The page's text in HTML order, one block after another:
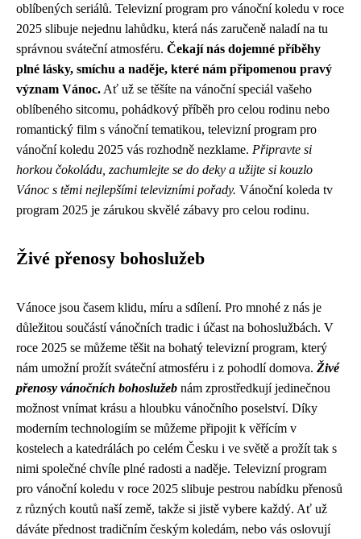
oblíbených seriálů. Televizní program pro vánoční koledu v roce
2025 slibuje nejednu lahůdku, která nás zaručeně naladí na tu
správnou sváteční atmosféru. Čekají nás dojemné příběhy
plné lásky, smíchu a naděje, které nám připomenou pravý
význam Vánoc. Ať už se těšíte na vánoční speciál vašeho
oblíbeného sitcomu, pohádkový příběh pro celou rodinu nebo
romantický film s vánoční tematikou, televizní program pro
vánoční koledu 2025 vás rozhodně nezklame. Připravte si
horkou čokoládu, zachumlejte se do deky a užijte si kouzlo
Vánoc s těmi nejlepšími televizními pořady. Vánoční koleda tv
program 2025 je zárukou skvělé zábavy pro celou rodinu.
Živé přenosy bohoslužeb
Vánoce jsou časem klidu, míru a sdílení. Pro mnohé z nás je
důležitou součástí vánočních tradic i účast na bohoslužbách. V
roce 2025 se můžeme těšit na bohatý televizní program, který
nám umožní prožít sváteční atmosféru i z pohodlí domova. Živé
přenosy vánočních bohoslužeb nám zprostředkují jedinečnou
možnost vnímat krásu a hloubku vánočního poselství. Díky
moderním technologiím se můžeme připojit k věřícím v
kostelech a katedrálách po celém Česku i ve světě a prožít tak s
nimi společné chvíle plné radosti a naděje. Televizní program
pro vánoční koledu v roce 2025 slibuje pestrou nabídku přenosů
z různých koutů naší země, takže si jistě vybere každý. Ať už
dáváte přednost tradičním českým koledám, nebo vás oslovují